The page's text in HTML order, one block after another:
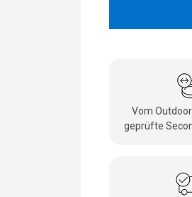
Vom
geprüfte